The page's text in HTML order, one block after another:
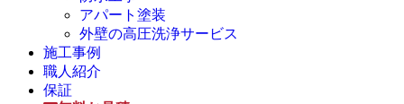
アパート塗装
外壁の高圧洗浄サービス
施工事例
職人紹介
保証